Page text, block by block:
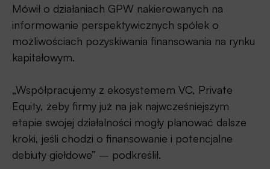
Mówił o działaniach GPW nakierowanych na
informowanie perspektywicznych spółek o
możliwościach pozyskiwania finansowania na rynku
kapitałowym.
„Współpracujemy z ekosystemem VC, Private
Equity, żeby firmy już na jak najwcześniejszym
etapie swojej działalności mogły planować dalsze
kroki, jeśli chodzi o finansowanie i potencjalne
debiuty giełdowe” – podkreślił.